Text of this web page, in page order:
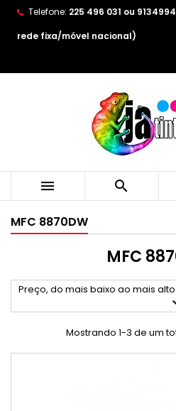
Telefone: 225 496 031 ou
rede fixa/móvel nacional)
 
MFC 8870DW
MFC
Preço, do mais baixo ao mais alto
Mostrando 1-3 de um
As minhas listas
((modalTitle))
((cancelText))
Create wishlist
Wishlist name
Cancelar
Entrar
You need to be logged in to
wishlist.